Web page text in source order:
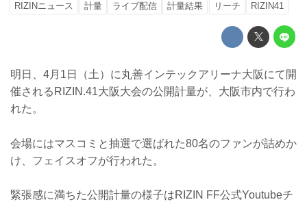
RIZINニュース 計量 ライブ配信 計量結果 リーチ RIZIN41
明日、4月1日（土）に丸善インテックアリーナ大阪にて開
催されるRIZIN.41大阪大会の公開計量が、大阪市内で行わ
れた。
会場にはマスコミと抽選で選ばれた80名のファンが詰めか
け、フェイスオフが行われた。
緊張感に満ちた公開計量の様子はRIZIN FF公式Youtubeチ